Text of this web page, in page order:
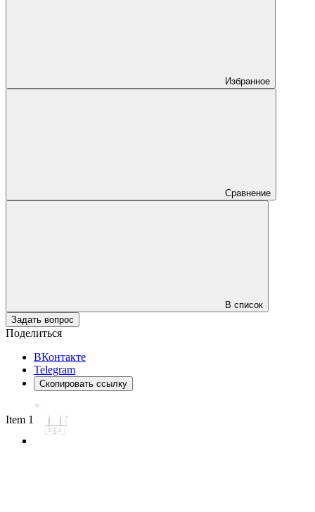
Избранное
Сравнение
В список
Задать вопрос
Поделиться
ВКонтакте
Telegram
Скопировать ссылку
Item 1 of 3